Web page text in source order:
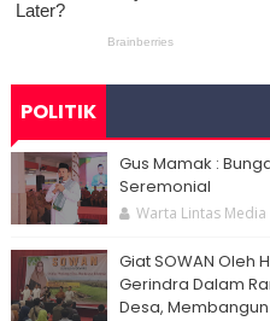
POLITIK
Gus Mamak :
Seremonial
Warta Lintas Media
Giat SOWAN Oleh
Gerindra Dalam
Desa,